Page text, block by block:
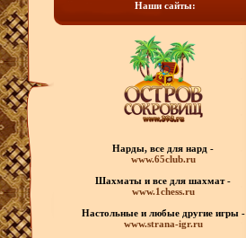
Наши сайты:
Нарды, все для нард -
www.65club.ru
Шахматы и все для шахмат -
www.1chess.ru
Настольные и любые другие игры -
www.strana-igr.ru